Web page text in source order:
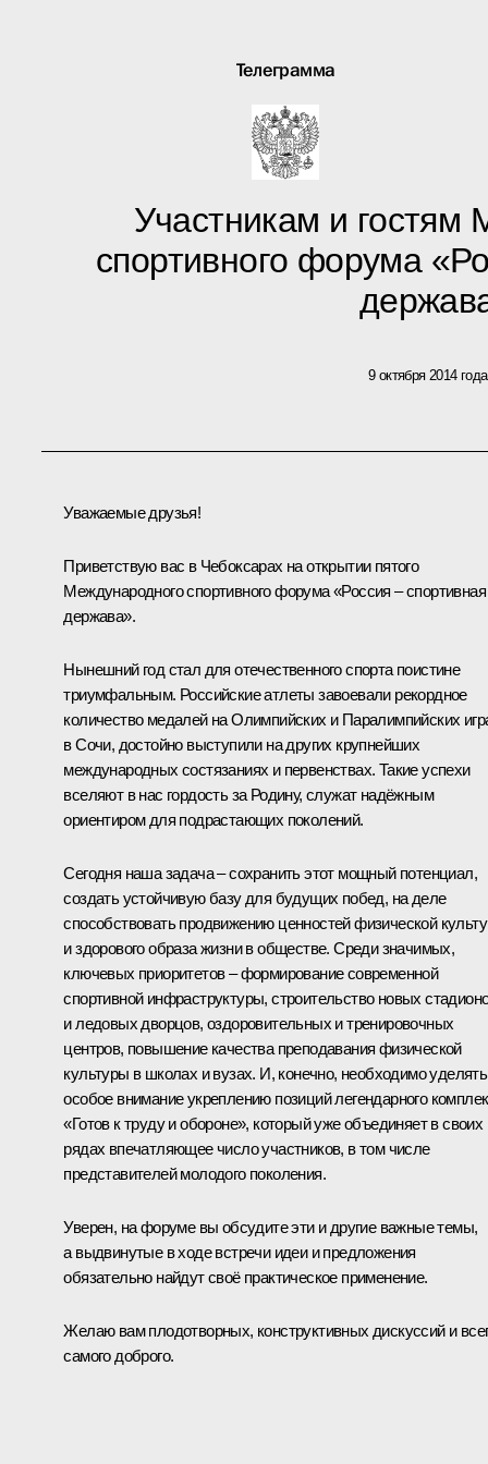
Телеграмма
Участникам и гостям
спортивного форума
9 октября 2014 года
Уважаемые друзья!
Приветствую вас в Чебоксарах на открытии пятого
Международного спортивного форума «Россия – спортивная
держава».
Нынешний год стал для отечественного спорта поистине
триумфальным. Российские атлеты завоевали рекордное
количество медалей на Олимпийских и Паралимпийских
в Сочи, достойно выступили на других крупнейших
международных состязаниях и первенствах. Такие успехи
вселяют в нас гордость за Родину, служат надёжным
ориентиром для подрастающих поколений.
Сегодня наша задача – сохранить этот мощный потенциал,
создать устойчивую базу для будущих побед, на деле
способствовать продвижению ценностей физической
и здорового образа жизни в обществе. Среди значимых,
ключевых приоритетов – формирование современной
спортивной инфраструктуры, строительство новых
и ледовых дворцов, оздоровительных и тренировочных
центров, повышение качества преподавания физической
культуры в школах и вузах. И, конечно, необходимо уделять
особое внимание укреплению позиций легендарного
«Готов к труду и обороне», который уже объединяет в своих
рядах впечатляющее число участников, в том числе
представителей молодого поколения.
Уверен, на форуме вы обсудите эти и другие важные темы,
а выдвинутые в ходе встречи идеи и предложения
обязательно найдут своё практическое применение.
Желаю вам плодотворных, конструктивных дискуссий и
самого доброго.